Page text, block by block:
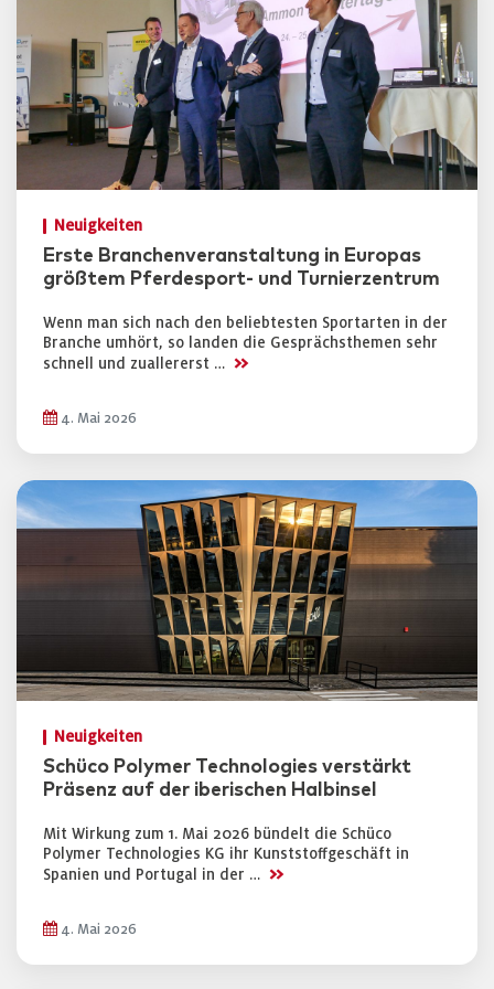
Neuigkeiten
Erste Branchenveranstaltung in Europas
größtem Pferdesport- und Turnierzentrum
Wenn man sich nach den beliebtesten Sportarten in der
Branche umhört, so landen die Gesprächsthemen sehr
schnell und zuallererst … >>
4. Mai 2026
Neuigkeiten
Schüco Polymer Technologies verstärkt
Präsenz auf der iberischen Halbinsel
Mit Wirkung zum 1. Mai 2026 bündelt die Schüco
Polymer Technologies KG ihr Kunststoffgeschäft in
Spanien und Portugal in der … >>
4. Mai 2026